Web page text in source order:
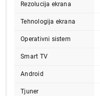
Rezolucija ekrana
Tehnologija ekrana
Operativni sistem
Smart TV
Android
Tjuner